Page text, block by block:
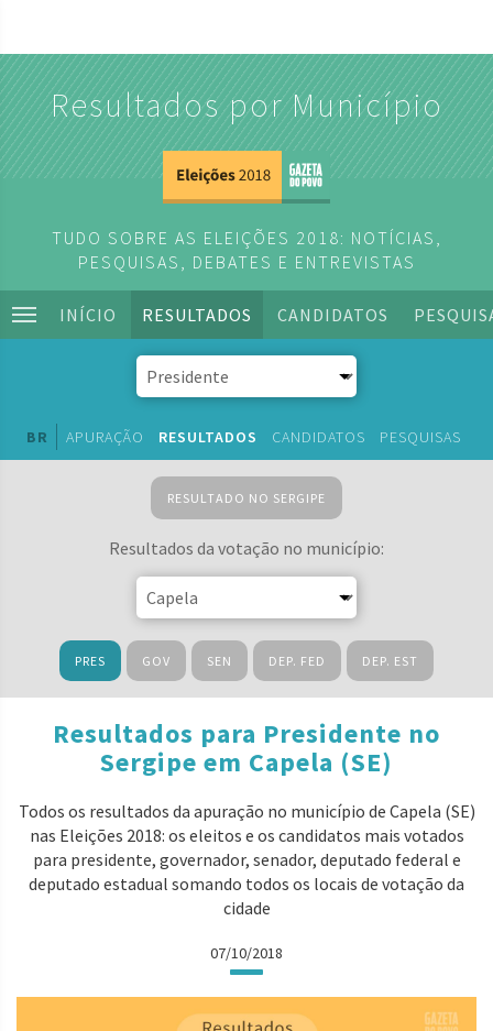
Resultados por Município
TUDO SOBRE AS ELEIÇÕES 2018: NOTÍCIAS,
PESQUISAS, DEBATES E ENTREVISTAS
INÍCIO RESULTADOS CANDIDATOS
BR APURAÇÃO RESULTADOS CANDIDATOS PESQUISAS
RESULTADO NO SERGIPE
Resultados da votação no município:
PRES GOV SEN DEP. FED DEP. EST
Resultados para Presidente no
Sergipe em Capela (SE)
Todos os resultados da apuração no município de Capela (SE)
nas Eleições 2018: os eleitos e os candidatos mais votados
para presidente, governador, senador, deputado federal e
deputado estadual somando todos os locais de votação da
cidade
07/10/2018